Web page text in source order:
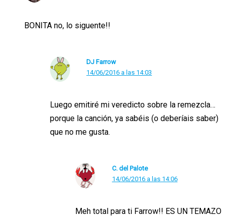
BONITA no, lo siguente!!
DJ Farrow
14/06/2016 a las 14:03
Luego emitiré mi veredicto sobre la remezcla…
porque la canción, ya sabéis (o deberíais saber)
que no me gusta.
C. del Palote
14/06/2016 a las 14:06
Meh total para ti Farrow!! ES UN TEMAZO